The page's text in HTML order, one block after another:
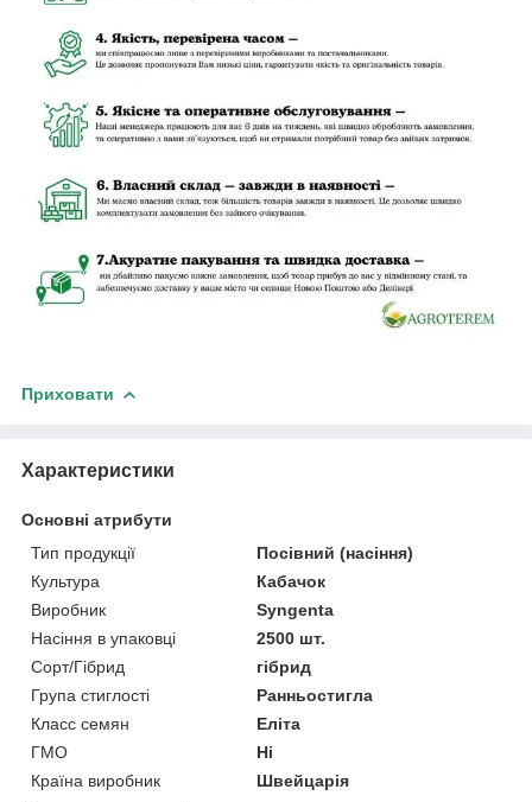
Приховати
Характеристики
Основні атрибути
Тип продукції
Посівний (насіння)
Культура
Кабачок
Виробник
Syngenta
Насіння в упаковці
2500 шт.
Сорт/Гібрид
гібрид
Група стиглості
Ранньостигла
Класс семян
Еліта
ГМО
Ні
Країна виробник
Швейцарія